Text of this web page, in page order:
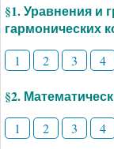
§1. Уравнения и
гармонических
1 2 3 4
§2.
1 2 3 4